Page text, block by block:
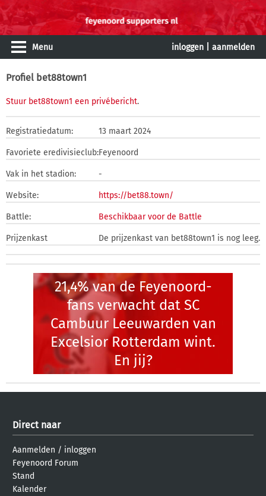
Menu inloggen aanmelden
Profiel bet88town1
Stuur bet88town1 een privébericht.
Registratiedatum: 13 maart 2024
Favoriete eredivisieclub:Feyenoord
Vak in het stadion: -
Website: https://bet88.town/
Battle: Beschikbaar voor de Battle
Prijzenkast De prijzenkast van bet88town1 is nog leeg.
21,4% van de Feyenoord-
fans verwacht dat SC
Cambuur Leeuwarden van
Excelsior Rotterdam wint.
En jij?
Direct naar
Aanmelden / inloggen
Feyenoord Forum
Stand
Kalender